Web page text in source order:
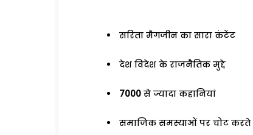
सरिता मैगजीन का सारा कंटेंट
देश विदेश के राजनैतिक मुद्दे
7000 से ज्यादा कहानियां
समाजिक समस्याओं पर चोट